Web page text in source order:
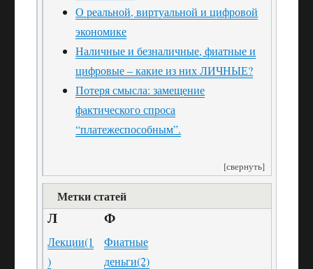
О реальной, виртуальной и цифровой
экономике
Наличные и безналичные, фиатные и
цифровые – какие из них ЛИЧНЫЕ?
Потеря смысла: замещение
фактического спроса
“платежеспособным”.
[свернуть]
Метки статей
Л
Лекции(1
)
Ф
Фиатные
деньги(2)